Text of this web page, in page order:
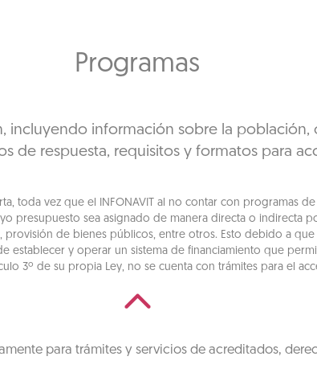
Programas
incluyendo información sobre la población,
de respuesta, requisitos y formatos para
toda vez que el INFONAVIT al no contar con programas
presupuesto sea asignado de manera directa o indirecta
de bienes públicos, entre otros. Esto debido a
establecer y operar un sistema de financiamiento que
3º de su propia Ley, no se cuenta con trámites para el
para trámites y servicios de acreditados,